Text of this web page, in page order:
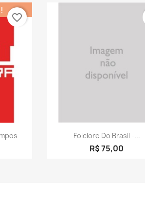
favorite_border
Visualização rápida
Folclore Do Brasil -...
R$ 75,00